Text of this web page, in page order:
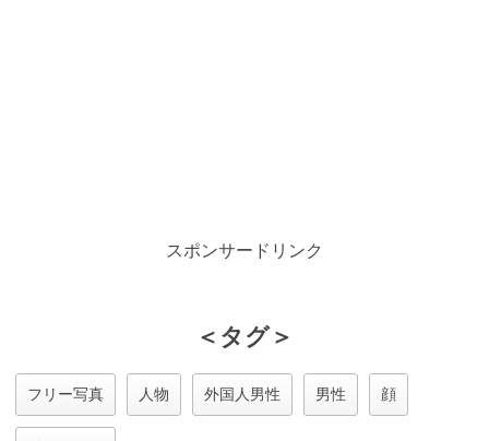
スポンサードリンク
＜タグ＞
フリー写真 人物 外国人男性 男性 顔